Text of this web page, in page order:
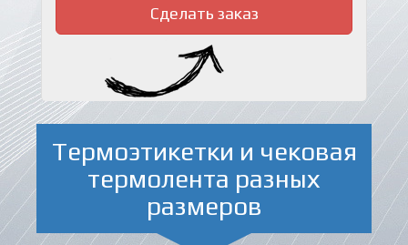
Сделать заказ
Термоэтикетки и чековая
термолента разных
размеров